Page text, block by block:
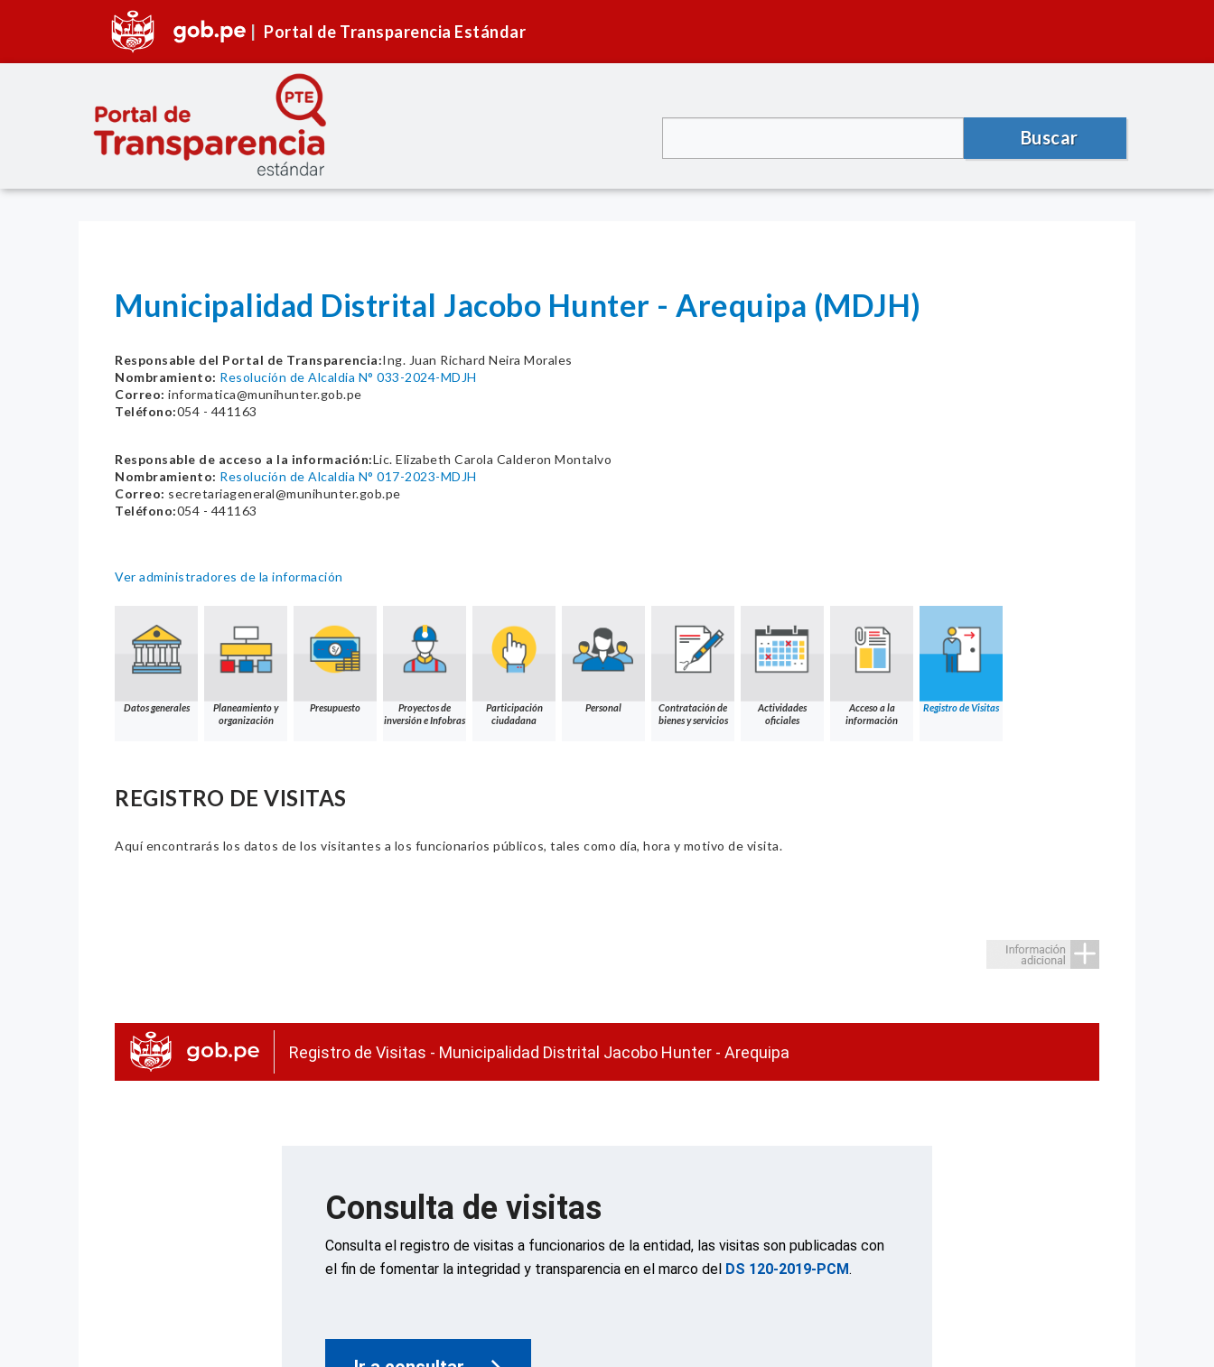
Portal de Transparencia Estándar
Buscar
Municipalidad Distrital Jacobo Hunter - Arequipa (MDJH)
Responsable del Portal de Transparencia:Ing. Juan Richard Neira Morales
Nombramiento: Resolución de Alcaldia N° 033-2024-MDJH
Correo: informatica@munihunter.gob.pe
Teléfono:054 - 441163
Responsable de acceso a la información:Lic. Elizabeth Carola Calderon Montalvo
Nombramiento: Resolución de Alcaldia N° 017-2023-MDJH
Correo: secretariageneral@munihunter.gob.pe
Teléfono:054 - 441163
Ver administradores de la información
Datos generales
Planeamiento y
organización
Presupuesto
Proyectos de
inversión e Infobras
Participación
ciudadana
Personal
Contratación de
bienes y servicios
Actividades
oficiales
Acceso a la
información
Registro de Visitas
REGISTRO DE VISITAS
Aquí encontrarás los datos de los visitantes a los funcionarios públicos, tales como día, hora y motivo de visita.